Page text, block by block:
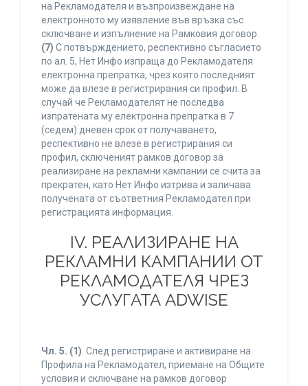
на Рекламодателя и възпроизвеждане на
електронното му изявление във връзка със
сключване и изпълнение на Рамковия договор.
(7) С потвърждението, респективно съгласието
по ал. 5, Нет Инфо изпраща до Рекламодателя
електронна препратка, чрез която последният
може да влезе в регистрирания си профил. В
случай че Рекламодателят не последва
изпратената му електронна препратка в 7
(седем) дневен срок от получаването,
респективно не влезе в регистрирания си
профил, сключеният рамков договор за
реализиране на рекламни кампании се счита за
прекратен, като Нет Инфо изтрива и заличава
получената от съответния Рекламодател при
регистрацията информация.
IV. РЕАЛИЗИРАНЕ НА
РЕКЛАМНИ КАМПАНИИ ОТ
РЕКЛАМОДАТЕЛЯ ЧРЕЗ
УСЛУГАТА ADWISE
Чл. 5. (1). След регистриране и активиране на
Профила на Рекламодател, приемане на Общите
условия и сключване на рамков договор